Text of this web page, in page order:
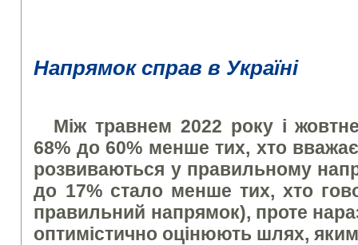
Напрямок справ в Україні
Між травнем 2022 року і
68% до 60% менше тих, хто
розвиваються у правильному
до 17% стало менше тих, хто
правильний напрямок), проте
оптимістично оцінюють шлях,